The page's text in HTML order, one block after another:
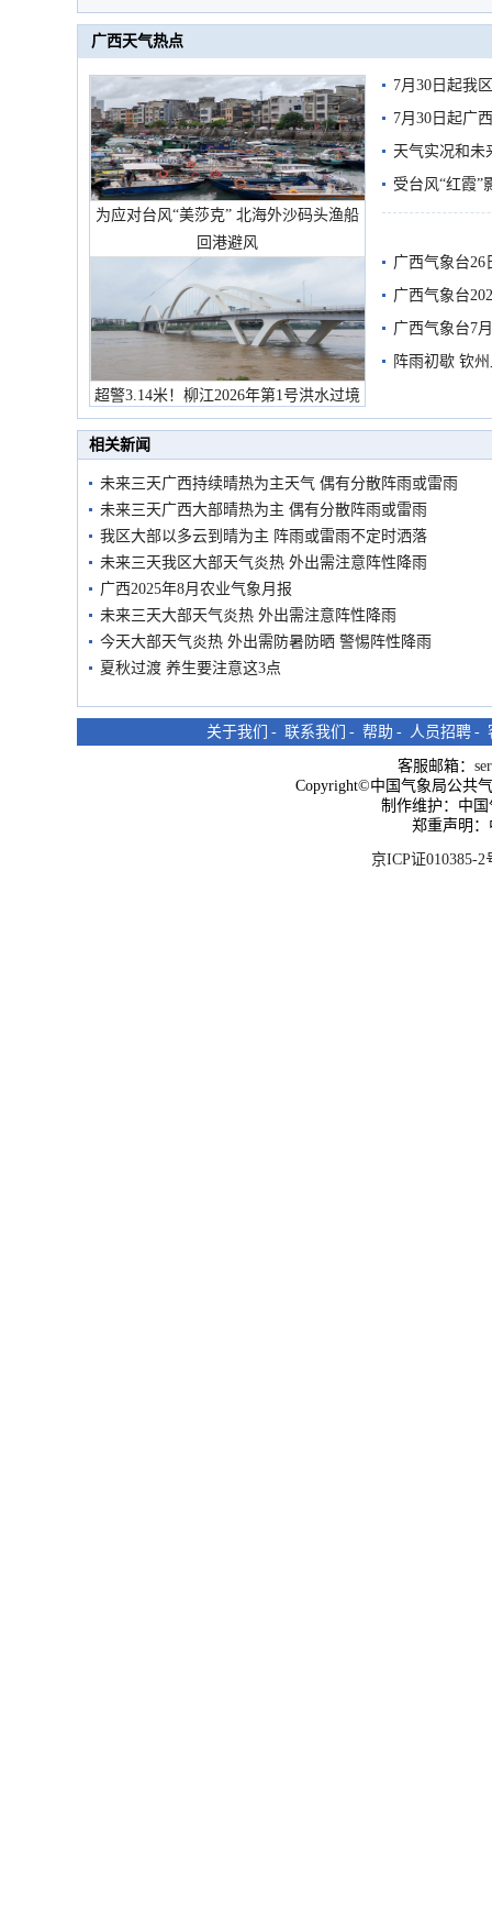
广西天气热点
为应对台风“美莎克” 北海外沙码头渔船
回港避风
超警3.14米！柳江2026年第1号洪水过境
市民在堤岸见证汛况
7月30日起我
7月30日起广
天气实况和未
受台风“红霞”
有较强降雨
广西气象台26
广西气象台
预警
广西气象台7
阵雨初歇 钦
相关新闻
未来三天广西持续晴热为主天气 偶有分散阵雨或雷雨
未来三天广西大部晴热为主 偶有分散阵雨或雷雨
我区大部以多云到晴为主 阵雨或雷雨不定时洒落
未来三天我区大部天气炎热 外出需注意阵性降雨
广西2025年8月农业气象月报
未来三天大部天气炎热 外出需注意阵性降雨
今天大部天气炎热 外出需防暑防晒 警惕阵性降雨
夏秋过渡 养生要注意这3点
关于我们 - 联系我们 - 帮助 - 人员招聘 -
客服邮箱：
Copyright©中国气象局公共
制作维护：中
郑重声明
京ICP证010385-2